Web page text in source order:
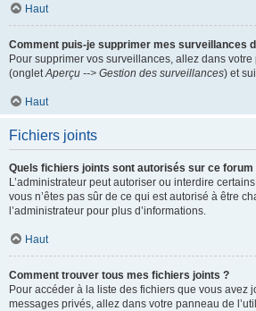
Haut
Comment puis-je supprimer mes surveillances
Pour supprimer vos surveillances, allez dans
(ongletAperçu --> Gestion des surveillances) et
Haut
Fichiers joints
Quels fichiers joints sont autorisés sur ce forum
L’administrateur peut autoriser ou interdire
vous n’êtes pas sûr de ce qui est autorisé à être
l’administrateur pour plus d’informations.
Haut
Comment trouver tous mes fichiers joints ?
Pour accéder à la liste des fichiers que vous avez
messages privés, allez dans votre panneau de